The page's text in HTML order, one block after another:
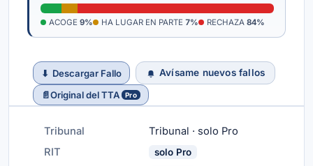
ACOGE 9% HA LUGAR EN PARTE 7% RECHAZA 84%
⬇ Descargar Fallo
Avísame nuevos fallos
📄Original del TTA Pro
Tribunal
Tribunal · solo Pro
RIT
solo Pro